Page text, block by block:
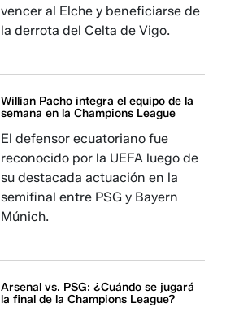
vencer al Elche y beneficiarse de
la derrota del Celta de Vigo.
Willian Pacho integra el equipo de la
semana en la Champions League
El defensor ecuatoriano fue
reconocido por la UEFA luego de
su destacada actuación en la
semifinal entre PSG y Bayern
Múnich.
Arsenal vs. PSG: ¿Cuándo se jugará
la final de la Champions League?